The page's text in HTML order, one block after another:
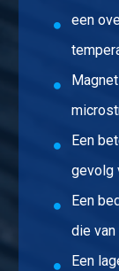
een
Een
gevolg
Een
die
Een